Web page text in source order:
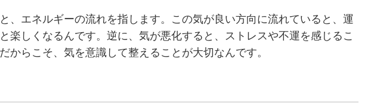
、エネルギーの流れを指します。この気が良い方向に流れていると、運
楽しくなるんです。逆に、気が悪化すると、ストレスや不運を感じるこ
からこそ、気を意識して整えることが大切なんです。